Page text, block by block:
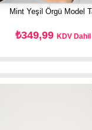
Mint Yeşil Örgü Model
₺349,99KDV Dahil